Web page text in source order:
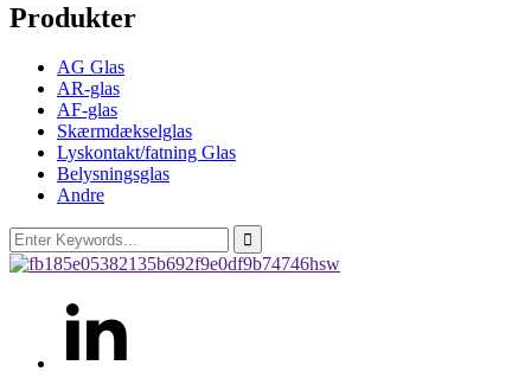
Produkter
AG Glas
AR-glas
AF-glas
Skærmdækselglas
Lyskontakt/fatning Glas
Belysningsglas
Andre